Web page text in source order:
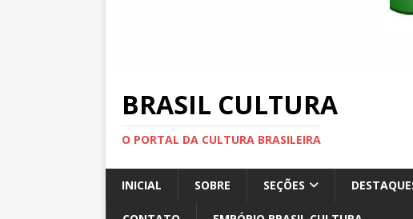
BRASIL CULTURA
O PORTAL DA CULTURA BRASILEIRA
INICIAL SOBRE SEÇÕES